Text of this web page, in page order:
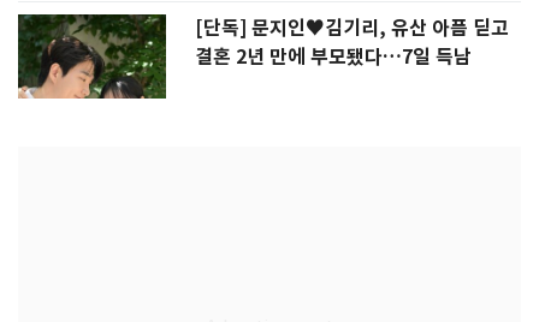
[단독] 문지인♥김기리, 유산 아픔 딛고
결혼 2년 만에 부모됐다…7일 득남